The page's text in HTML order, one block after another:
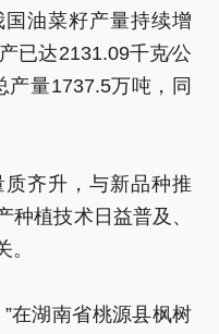
油菜籽产量持续增
已达2131.09千克∕公
产量1737.5万吨，同
齐升，与新品种推
种植技术日益普及、
在湖南省桃源县枫树